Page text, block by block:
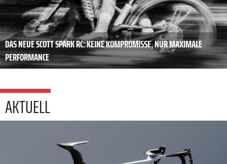
DAS NEUE SCOTT SPARK RC: KEINE KOMPROMISSE, NUR MAXIMALE
PERFORMANCE
AKTUELL